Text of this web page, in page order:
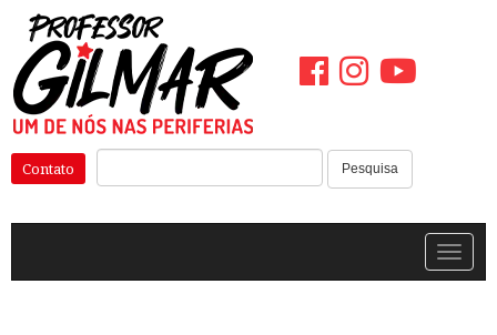
Pular
para
o
conteúdo
Pesquisa
Contato